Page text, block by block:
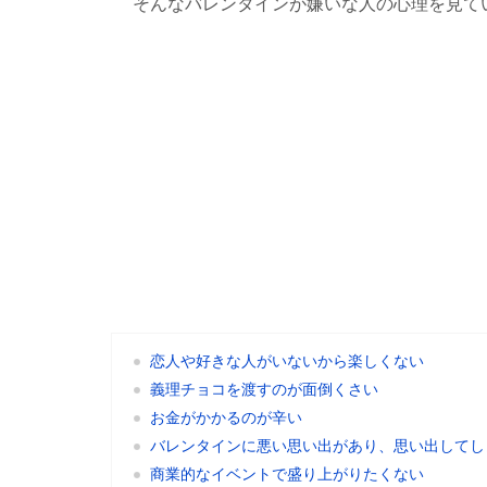
そんなバレンタインが嫌いな人の心理を見て
恋人や好きな人がいないから楽しくない
義理チョコを渡すのが面倒くさい
お金がかかるのが辛い
バレンタインに悪い思い出があり、思い出してし
商業的なイベントで盛り上がりたくない